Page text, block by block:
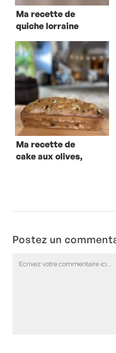
Ma recette de
quiche lorraine
Ma recette de
cake aux olives,
Postez un